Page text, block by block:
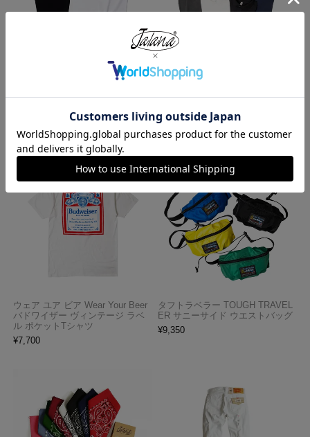
プロクラブ PRO CLUB ヘビーウ
ェイト コットン 半袖 クルーネッ
ロサンゼルスアパレル LOS ANGE
LES APPAREL 18412GD 18/1 シ
今週のベストセラー
ウェア ユア ビア Wear Your Beer
バドワイザー ヴィンテージ ラベ
ル ポケットTシャツ
¥7,700
タフトラベラー TOUGH TRAVEL
ER サニーサイド ウエストバッグ
¥9,350